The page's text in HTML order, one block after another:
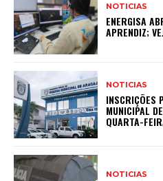
NOTICIAS
ENERGISA
APRENDIZ;
NOTICIAS
INSCRIÇÕES
MUNICIPAL
QUARTA-
NOTICIAS